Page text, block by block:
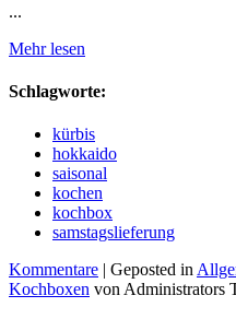
...
Mehr lesen
Schlagworte:
kürbis
hokkaido
saisonal
kochen
kochbox
samstagslieferung
Kommentare | Geposted in
Kochboxen von Administrators